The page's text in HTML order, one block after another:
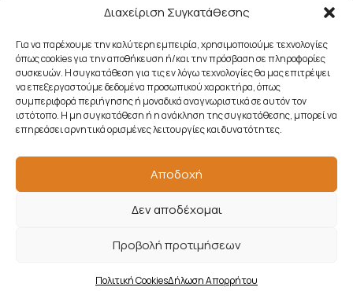
Διαχείριση Συγκατάθεσης
Για να παρέχουμε την καλύτερη εμπειρία, χρησιμοποιούμε τεχνολογίες
όπως cookies για την αποθήκευση ή/και την πρόσβαση σε πληροφορίες
συσκευών. Η συγκατάθεση για τις εν λόγω τεχνολογίες θα μας επιτρέψει
να επεξεργαστούμε δεδομένα προσωπικού χαρακτήρα, όπως
συμπεριφορά περιήγησης ή μοναδικά αναγνωριστικά σε αυτόν τον
ιστότοπο. Η μη συγκατάθεση ή η ανάκληση της συγκατάθεσης, μπορεί να
επηρεάσει αρνητικά ορισμένες λειτουργίες και δυνατότητες.
Αποδοχή
Δεν αποδέχομαι
Προβολή προτιμήσεων
Πολιτική CookiesΔήλωση Απορρήτου
ποιοτικά
μουσικά
όργανα.
Copyright © 2026 Samouelian. All Rights Reserved.